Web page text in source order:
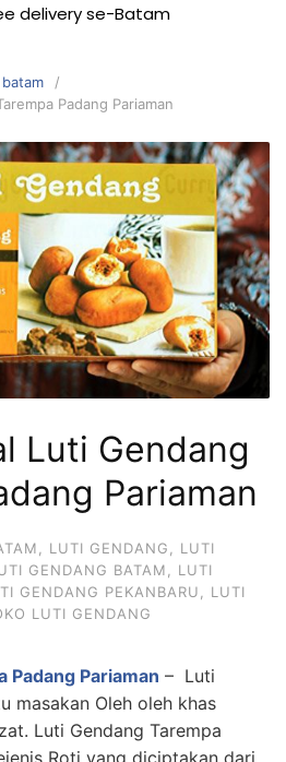
delivery se-Batam
Padang Pariaman
Luti Gendang
Pariaman
LUTI GENDANG
LUTI
GENDANG BATAM
LUTI
GENDANG PEKANBARU
LUTI
LUTI GENDANG
Padang Pariaman – Luti
masakan Oleh oleh khas
Luti Gendang Tarempa
Roti yang diciptakan dari